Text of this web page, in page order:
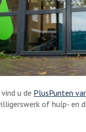
u de PlusPunten
of hulp- en